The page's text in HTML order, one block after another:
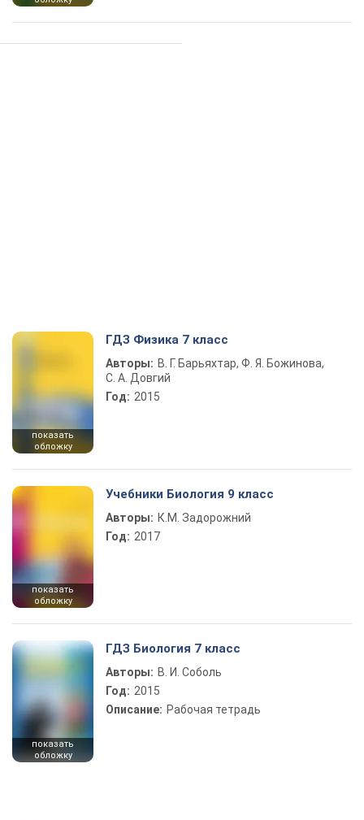
показать
обложку
ГДЗ Физика 7 класс
Авторы: В. Г. Барьяхтар, Ф. Я. Божинова,
С. А. Довгий
Год: 2015
показать
обложку
Учебники Биология 9 класс
Авторы: К.М. Задорожний
Год: 2017
показать
обложку
ГДЗ Биология 7 класс
Авторы: В. И. Соболь
Год: 2015
Описание: Рабочая тетрадь